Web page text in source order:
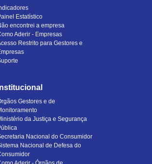
Estatístico
encontrei a empresa
Aderir - Empresas
Restrito para Gestores e
Institucional
Gestores e de
da Justiça e Segurança
Nacional do Consumidor
Nacional de Defesa do